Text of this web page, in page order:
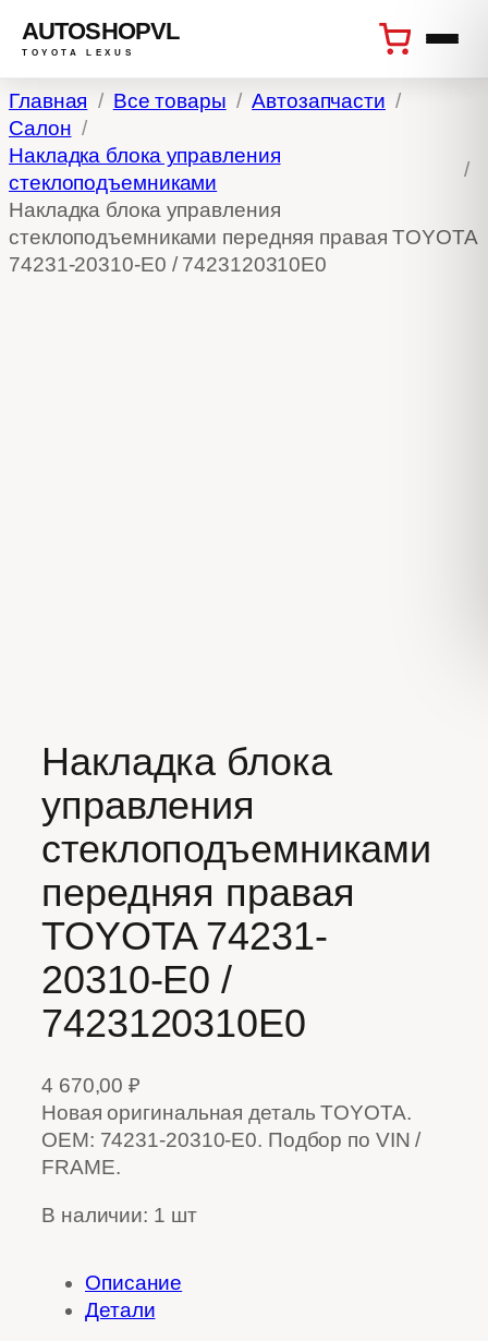
Перейти
к
содержимому
AUTOSHOPVL
TOYOTA LEXUS
Главная Все товары
Автозапчасти
Салон
Накладка блока управления
стеклоподъемниками
Накладка блока управления
стеклоподъемниками передняя правая TOYOTA
74231-20310-E0 / 7423120310E0
Накладка блока
управления
стеклоподъемниками
передняя правая
TOYOTA 74231-
20310-E0 /
7423120310E0
4 670,00₽
Новая оригинальная деталь TOYOTA.
OEM: 74231-20310-E0. Подбор по VIN /
FRAME.
В наличии: 1 шт
Описание
Детали